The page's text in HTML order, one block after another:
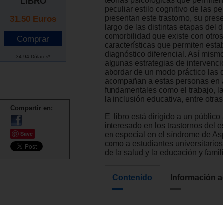
31.50 Euros
34.94 Dólares*
Compartir en:
Save
peculiar estilo cognitivo de las
presentan este trastorno, su
largo de las distintas etapas del
comorbilidad que existe con
características que permiten
diagnóstico diferencial. Así
algunas estrategias de
abordar de un modo práctico las
acompañan a estas personas en
fundamentales como el trabajo,
la inclusión educativa, entre
El libro está dirigido a un público
interesado en los trastornos del
en especial en el síndrome de
como a estudiantes
de la salud y la educación y
Contenido Información